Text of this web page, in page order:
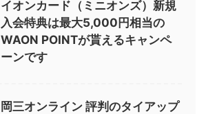
イオンカード（ミニオンズ）新規
入会特典は最大5,000円相当の
WAON POINTが貰えるキャンペ
ーンです
岡三オンライン 評判のタイアップ